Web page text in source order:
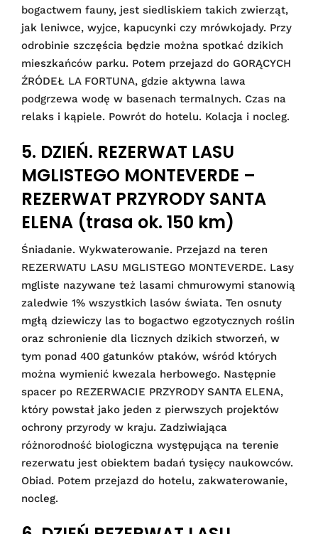
bogactwem fauny, jest siedliskiem takich zwierząt,
jak leniwce, wyjce, kapucynki czy mrówkojady. Przy
odrobinie szczęścia będzie można spotkać dzikich
mieszkańców parku. Potem przejazd do GORĄCYCH
ŹRÓDEŁ LA FORTUNA, gdzie aktywna lawa
podgrzewa wodę w basenach termalnych. Czas na
relaks i kąpiele. Powrót do hotelu. Kolacja i nocleg.
5. DZIEŃ. REZERWAT LASU
MGLISTEGO MONTEVERDE –
REZERWAT PRZYRODY SANTA
ELENA (trasa ok. 150 km)
Śniadanie. Wykwaterowanie. Przejazd na teren
REZERWATU LASU MGLISTEGO MONTEVERDE. Lasy
mgliste nazywane też lasami chmurowymi stanowią
zaledwie 1% wszystkich lasów świata. Ten osnuty
mgłą dziewiczy las to bogactwo egzotycznych roślin
oraz schronienie dla licznych dzikich stworzeń, w
tym ponad 400 gatunków ptaków, wśród których
można wymienić kwezala herbowego. Następnie
spacer po REZERWACIE PRZYRODY SANTA ELENA,
który powstał jako jeden z pierwszych projektów
ochrony przyrody w kraju. Zadziwiająca
różnorodność biologiczna występująca na terenie
rezerwatu jest obiektem badań tysięcy naukowców.
Obiad. Potem przejazd do hotelu, zakwaterowanie,
nocleg.